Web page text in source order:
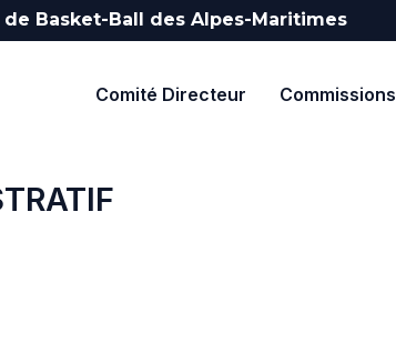
Basket-Ball des Alpes-Maritimes
Comité Directeur Commissions